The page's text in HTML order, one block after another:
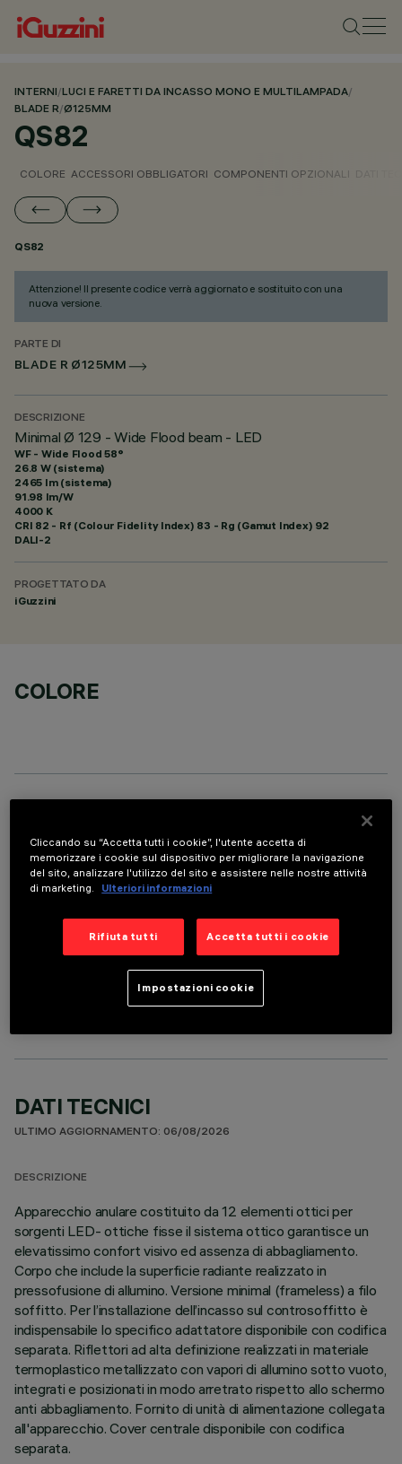
INTERNI/LUCI E FARETTI DA INCASSO MONO E MULTILAMPADA/
BLADE R/Ø125MM
QS82
COLORE ACCESSORI OBBLIGATORI COMPONENTI OPZIONALI
QS82
Attenzione! Il presente codice verrà aggiornato e sostituito con una
nuova versione.
PARTE DI
BLADE R Ø125MM
DESCRIZIONE
Minimal Ø 129 - Wide Flood beam - LED
WF - Wide Flood 58°
26.8 W (sistema)
2465 lm (sistema)
91.98 lm/W
4000 K
CRI 82 - Rf (Colour Fidelity Index) 83 - Rg (Gamut Index) 92
DALI-2
PROGETTATO DA
iGuzzini
COLORE
È necessario ordinare uno degli accessori obbligatori per installare e utilizzare correttamente il
prodotto:
COMPONENTI OPZIONALI
DATI TECNICI
ULTIMO AGGIORNAMENTO: 06/08/2026
DESCRIZIONE
Apparecchio anulare costituito da 12 elementi ottici per
sorgenti LED- ottiche fisse il sistema ottico garantisce un
elevatissimo confort visivo ed assenza di abbagliamento.
Corpo che include la superficie radiante realizzato in
pressofusione di allumino. Versione minimal (frameless) a filo
soffitto. Per l’installazione dell’incasso sul controsoffitto è
indispensabile lo specifico adattatore disponibile con codifica
separata. Riflettori ad alta definizione realizzati in materiale
termoplastico metallizzato con vapori di allumino sotto vuoto,
integrati e posizionati in modo arretrato rispetto allo schermo
anti abbagliamento. Fornito di unità di alimentazione collegata
all'apparecchio. Cover centrale disponibile con codifica
separata.
Cliccando su “Accetta tutti i cookie”, l'utente accetta di
memorizzare i cookie sul dispositivo per migliorare la navigazione
del sito, analizzare l'utilizzo del sito e assistere nelle nostre attività
di marketing.
Ulteriori informazioni
Rifiuta tutti Accetta tutti i cookie
Impostazioni cookie